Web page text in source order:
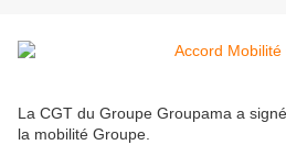
La CGT du Groupe Groupama a
la mobilité Groupe.